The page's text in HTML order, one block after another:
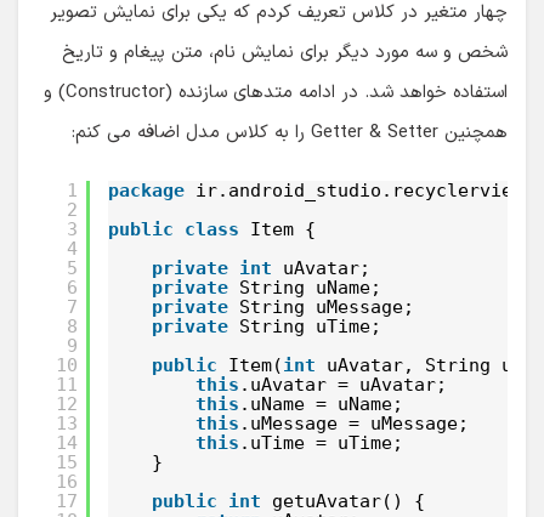
چهار متغیر در کلاس تعریف کردم که یکی برای نمایش تصویر
شخص و سه مورد دیگر برای نمایش نام، متن پیغام و تاریخ
استفاده خواهد شد. در ادامه متدهای سازنده (Constructor) و
همچنین Getter & Setter را به کلاس مدل اضافه می کنم:
1
2
3
4
5
6
7
8
9
10
11
12
13
14
15
16
17
package ir.android_studio.recyclerview;
public
class
Item {
private int
uAvatar;
private String uName;
private String uMessage;
private String uTime;
public
Item(int
uAvatar, String
this .uAvatar = uAvatar;
this .uName = uName;
this .uMessage = uMessage;
this .uTime = uTime;
}
public
int
getuAvatar() {